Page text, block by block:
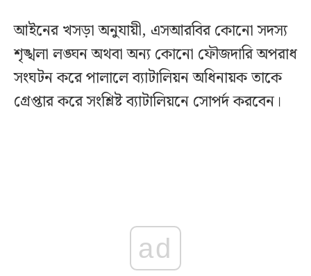
আইনের খসড়া অনুযায়ী, এসআরবির কোনো সদস্য
শৃঙ্খলা লঙ্ঘন অথবা অন্য কোনো ফৌজদারি অপরাধ
সংঘটন করে পালালে ব্যাটালিয়ন অধিনায়ক তাকে
গ্রেপ্তার করে সংশ্লিষ্ট ব্যাটালিয়নে সোপর্দ করবেন।
ad